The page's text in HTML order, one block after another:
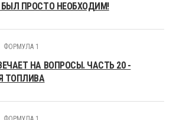
ПРОСТО НЕОБХОДИМ!
ФОРМУЛА 1
НА ВОПРОСЫ. ЧАСТЬ 20 -
ТОПЛИВА